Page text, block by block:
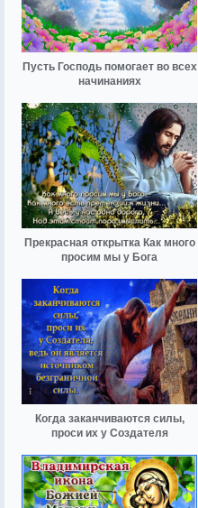
Пусть Господь помогает во всех
начинаниях
Прекрасная открытка Как много
просим мы у Бога
Когда заканчиваются силы,
проси их у Создателя